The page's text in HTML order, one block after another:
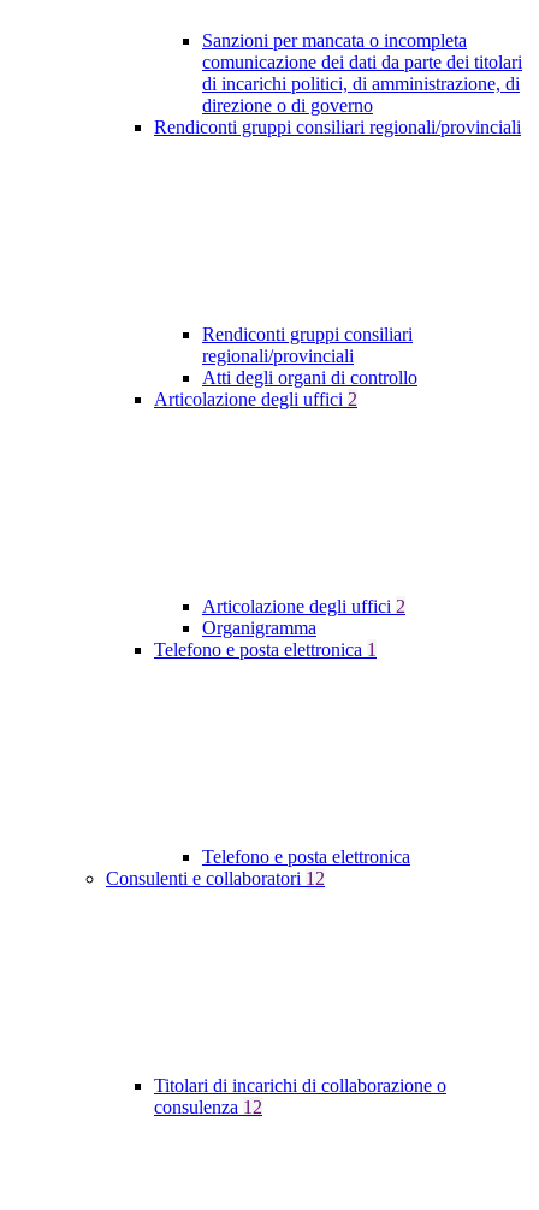
Sanzioni per mancata o incompleta
comunicazione dei dati da parte dei titolari
di incarichi politici, di amministrazione, di
direzione o di governo
Rendiconti gruppi consiliari regionali/provinciali
Rendiconti gruppi consiliari
regionali/provinciali
Atti degli organi di controllo
Articolazione degli uffici 2
Articolazione degli uffici 2
Organigramma
Telefono e posta elettronica 1
Telefono e posta elettronica
Consulenti e collaboratori 12
Titolari di incarichi di collaborazione o
consulenza 12